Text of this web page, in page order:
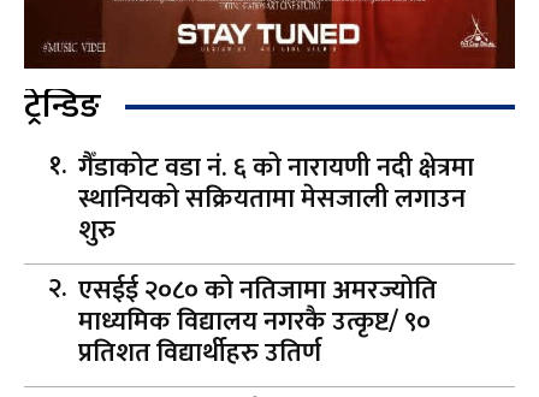
ट्रेन्डिङ
गैँडाकोट वडा नं. ६ को नारायणी नदी क्षेत्रमा
स्थानियको सक्रियतामा मेसजाली लगाउन
शुरु
एसईई २०८० को नतिजामा अमरज्योति
माध्यमिक विद्यालय नगरकै उत्कृष्ट/ ९०
प्रतिशत विद्यार्थीहरु उतिर्ण